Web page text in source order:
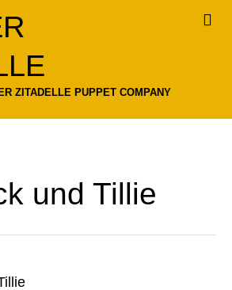
ZITADELLE PUPPET COMPANY
und Tillie